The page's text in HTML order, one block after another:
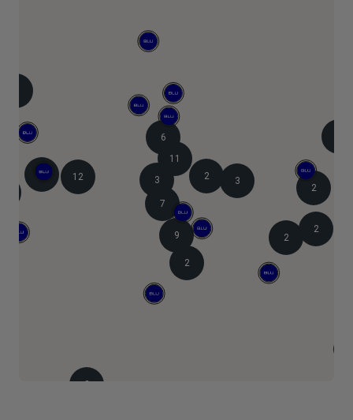
2
12
9
2
2
2
11
3
9 2
3
7
6
2